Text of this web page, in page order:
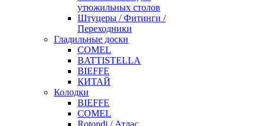
утюжильных столов
Штуцеры / Фитинги /
Переходники
Гладильные доски
COMEL
BATTISTELLA
BIEFFE
КИТАЙ
Колодки
BIEFFE
COMEL
Rotondi / Атлас